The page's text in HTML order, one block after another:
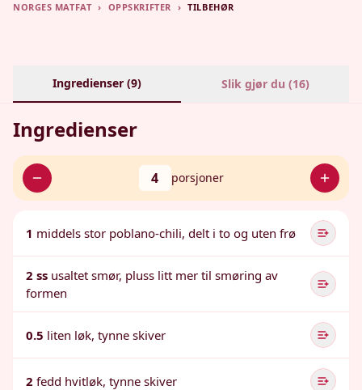
NORGES MATFAT › OPPSKRIFTER › TILBEHØR
Ingredienser (9) Slik gjør du (16)
Ingredienser
4 porsjoner
1 middels stor poblano-chili, delt i to og uten frø
2 ss usaltet smør, pluss litt mer til smøring av
formen
0.5 liten løk, tynne skiver
2 fedd hvitløk, tynne skiver